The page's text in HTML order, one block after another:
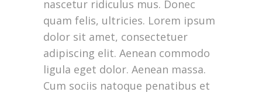
nascetur ridiculus mus. Donec
quam felis, ultricies. Lorem ipsum
dolor sit amet, consectetuer
adipiscing elit. Aenean commodo
ligula eget dolor. Aenean massa.
Cum sociis natoque penatibus et